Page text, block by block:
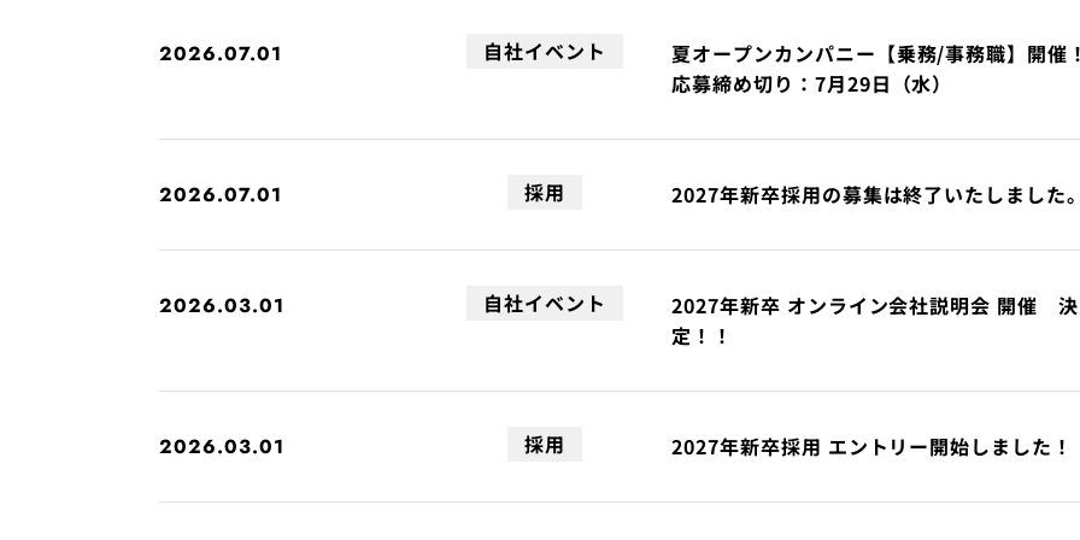
2026.07.01 自社イベント
夏オープンカンパニー【乗務/事務職】開催
応募締め切り：7月29日（水）
2026.07.01 採用 2027年新卒採用の募集は終了いたしました。
2026.03.01 自社イベント
2027年新卒 オンライン会社説明会 開催 決
定！！
2026.03.01 採用 2027年新卒採用 エントリー開始しました！